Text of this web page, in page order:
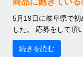
5月19日に岐阜県で
した。 応募をして頂い
続きを読む